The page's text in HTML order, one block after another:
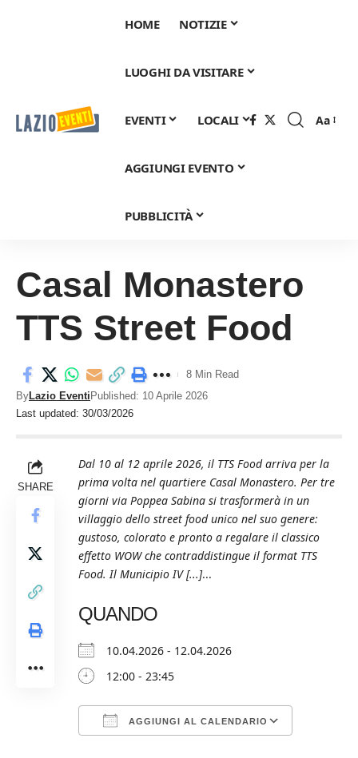
HOME NOTIZIE
LUOGHI DA VISITARE
EVENTI LOCALI
AGGIUNGI EVENTO
PUBBLICITÀ
Font
Aa
Casal Monastero
TTS Street Food
Last updated: 30/03/2026
ByLazio Eventi Published: 10 Aprile 2026
8 Min Read
SHARE
Dal 10 al 12 aprile 2026, il TTS Food arriva per la
prima volta nel quartiere Casal Monastero. Per tre
giorni via Poppea Sabina si trasformerà in un
villaggio dello street food unico nel suo genere:
gustoso, colorato e pronto a regalare il classico
effetto WOW che contraddistingue il format TTS
Food. Il Municipio IV [...]...
QUANDO
10.04.2026 - 12.04.2026
12:00 - 23:45
AGGIUNGI AL CALENDARIO